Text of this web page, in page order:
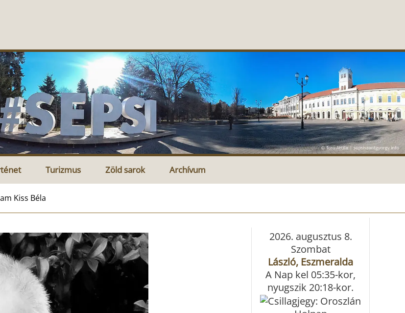
Turizmus Zöld sarok Archívum
Kiss Béla
2026. augusztus 8.
Szombat
László, Eszmeralda
A Nap kel 05:35-kor,
nyugszik 20:18-kor.